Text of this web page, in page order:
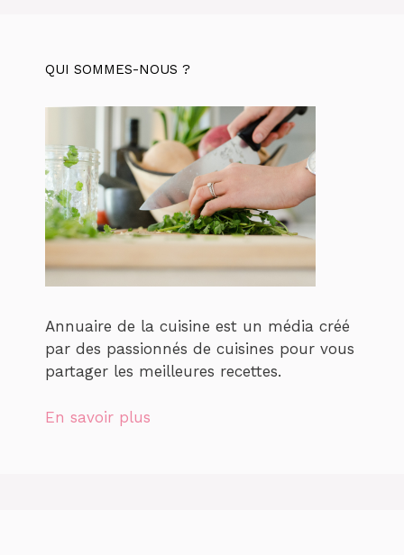
QUI SOMMES-NOUS ?
Annuaire de la cuisine est un média créé
par des passionnés de cuisines pour vous
partager les meilleures recettes.
En savoir plus